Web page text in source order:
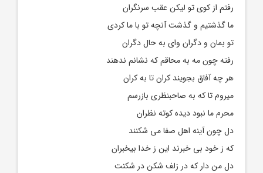
رفتم از کوی تو لیکن عقب سرنگران
ما گذشتیم و گذشت آنچه تو با ما کردی
تو بمان و دگران وای به حال دگران
رفته چون مه به محاقم که نشانم ندهند
هر چه آفاق بجویند کران تا به کران
میروم تا که به صاحبنظری بازرسم
محرم ما نبود دیده کوته نظران
دل چون آینه اهل صفا می شکنند
که ز خود بی خبرند این ز خدا بیخبران
دل من دار که در زلف شکن در شکنت